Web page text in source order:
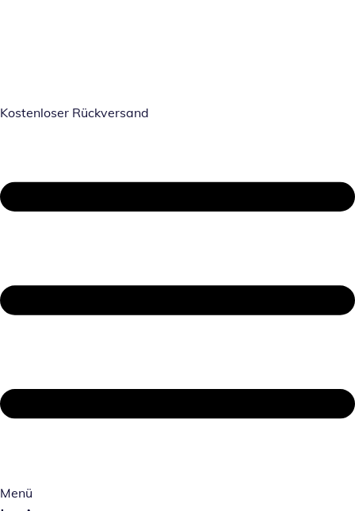
Kostenloser Rückversand
Menü